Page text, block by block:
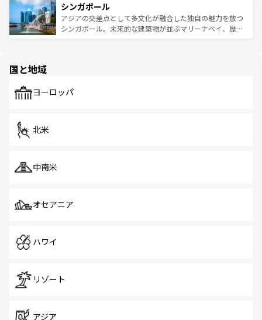
参照してほしい。
激する。気候は一年中温暖で、どの季節にも異なる楽しみ
が待っている。親しみやすいタイの人々、仏教を中心とし
た文化、そして多様な観光資源が、訪れる旅人を魅了し続
み、どこを訪れても感動するはず。観光スポットが密集し
ており、効率よく見どころを回れるのも魅力。息をのむよ
うな絶景から文化的な体験まで、香港を存分に楽しみ尽く
シンガポール
アジアの交差点として多文化が融合した独自の魅力を放つ
シンガポール。未来的な建築物が並ぶマリーナベイ、歴史
で、ホーカーズは地元の風情を楽しめる外せないスポット
国と地域
ヨーロッパ
北米
中南米
オセアニア
ハワイ
リゾート
アジア